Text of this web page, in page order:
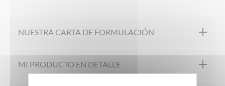
NUESTRA CARTA DE FORMULACIÓN
Formulado bajo control farmacéutico
MI PRODUCTO EN DETALLE